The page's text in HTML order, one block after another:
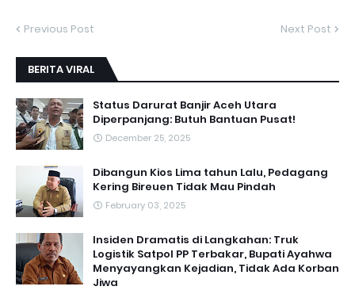
Previous Post Next Post
BERITA VIRAL
Status Darurat Banjir Aceh Utara
Diperpanjang: Butuh Bantuan Pusat!
December 25, 2025
Dibangun Kios Lima tahun Lalu, Pedagang
Kering Bireuen Tidak Mau Pindah
February 03, 2025
Insiden Dramatis di Langkahan: Truk
Logistik Satpol PP Terbakar, Bupati Ayahwa
Menyayangkan Kejadian, Tidak Ada Korban
Jiwa